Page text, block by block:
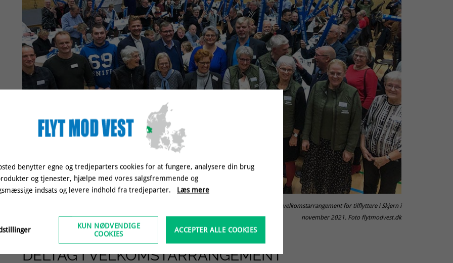
Her er lokale velkomstambassadører, der altid er klar til at hjælpe tilflyttere, fotograferet ved et velkomstarrangement for tilflyttere i Skjern i
november 2021. Foto flytmodvest.dk
DELTAG I VELKOMSTARRANGEMENT
benytter egne og tredjeparters cookies for at fungere, analysere din brug
og tjenester, hjælpe med vores salgsfremmende og
indsats og levere indhold fra tredjeparter. Læs mere
KUN NØDVENDIGE
COOKIES
ACCEPTER ALLE COOKIES